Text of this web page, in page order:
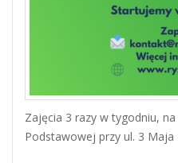
Zajęcia 3 razy w tygodniu,
Podstawowej przy ul. 3 Maja